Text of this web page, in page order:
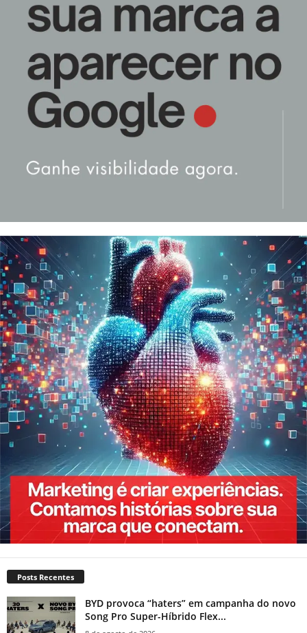
Posts Recentes
BYD provoca “haters” em campanha do novo
Song Pro Super-Híbrido Flex...